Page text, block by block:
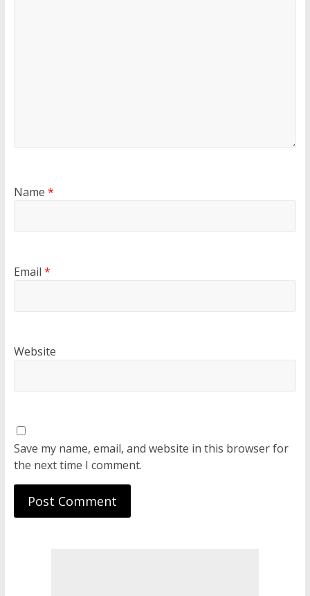
Name *
Email *
Website
Save my name, email, and website in this browser for
the next time I comment.